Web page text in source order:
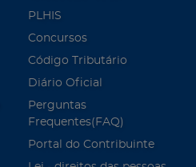
PLHIS
Concursos
Código Tributário
Diário Oficial
Perguntas
Frequentes(FAQ)
Portal do Contribuinte